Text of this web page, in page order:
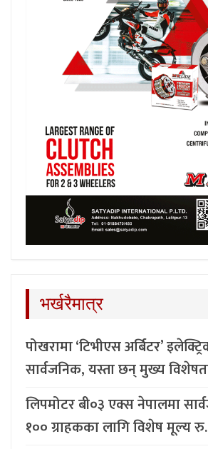
भर्खरैमात्र
पोखरामा ‘टिभीएस अर्बिटर’
सार्वजनिक, यस्ता छन् मुख्य
लिपमोटर बी०३ एक्स नेपालमा
१०० ग्राहकका लागि विशेष मूल्य